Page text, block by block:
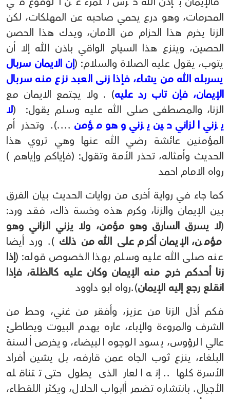
المحرمات، وهو درع يحمي صاحبه عن المهلكات، لكن
الزنا يخرم هذا الحزام من الأمان، ويدك هذا الحصن
الحصين، وينزع هذا السياج الواقي باذن الله إلا أن
يتوب، يقول عليه الصلاة والسلام: (إن الايمان سربال
يسربله الله من يشاء، فإذا زنى العبد نزع منه سربال
الإيمان، فإن تاب رد عليه) . ولا يجتمع الايمان مع
الزنا، والمصطفى صلى الله عليه وسلم يقول: (لا
يزني الزاني حين يزني وهو مؤمن ....). وتحذر أم
المؤمنين عائشة رضي الله عنها وهي تروي هذا
الحديث وأمثاله، تحذر الأمة وتقول: (فإياكم وإياهم )
رواه الامام احمد
كما جاء في رواية أخرى من روايات الحديث بيان الفرق
بين الإيمان والزنا، وكرم هذه وخسة ذاك، فقد ورد:
(لا يسرق السارق وهو مؤمن، ولا يزني الزاني وهو
مؤمن، الإيمان أكرم على الله من ذلك). ورد أيضا
عنه صلى الله عليه وسلم بهذا الخصوص قوله: (إذا
زنا أحدكم خرج منه الإيمان وكان عليه كالظلة، فإذا
انقلع رجع إليه الإيمان).رواه ابو داوود
فكم أذل الزنا من عزيز، وأفقر من غني، وحط من
الشرف والمروءة والإباء، عاره يهدم البيوت ويطاطئ
عالي الرؤوس، يسود الوجوه البيضاء، ويخرص ألسنة
البلغاء، ينزع ثوب الجاه عمن قارفه، بل يشين أفراد
الأسرة كلها .. إنه العار الذى يطول حتى تتناقله
الأجيال. بانتشاره تضمر أابواب الحلال، ويكثر اللقطاء،